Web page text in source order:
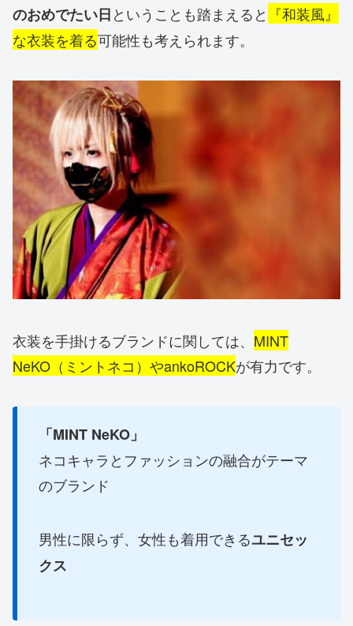
のおめでたい日ということも踏まえると 『和装風』
な衣装を着る可能性も考えられます。
衣装を手掛けるブランドに関しては、 MINT
NeKO（ミントネコ）やankoROCKが有力です。
「MINT NeKO」
ネコキャラとファッションの融合がテーマ
のブランド
男性に限らず、女性も着用できるユニセッ
クス